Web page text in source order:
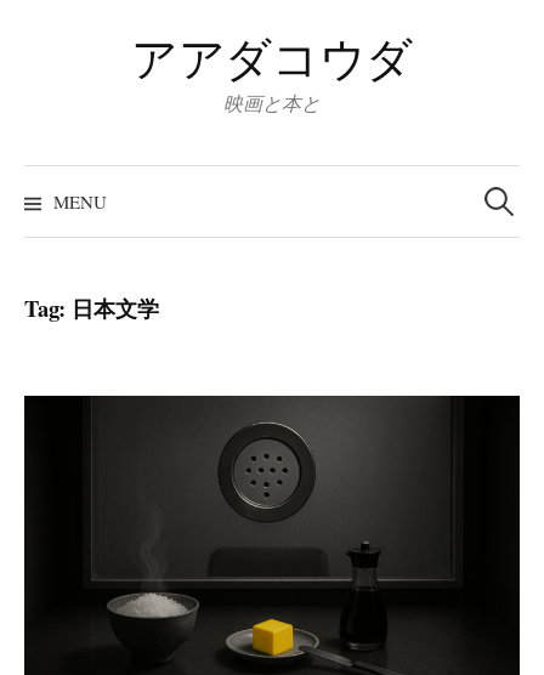
アアダコウダ
映画と本と
MENU
Search
for:
Tag: 日本文学